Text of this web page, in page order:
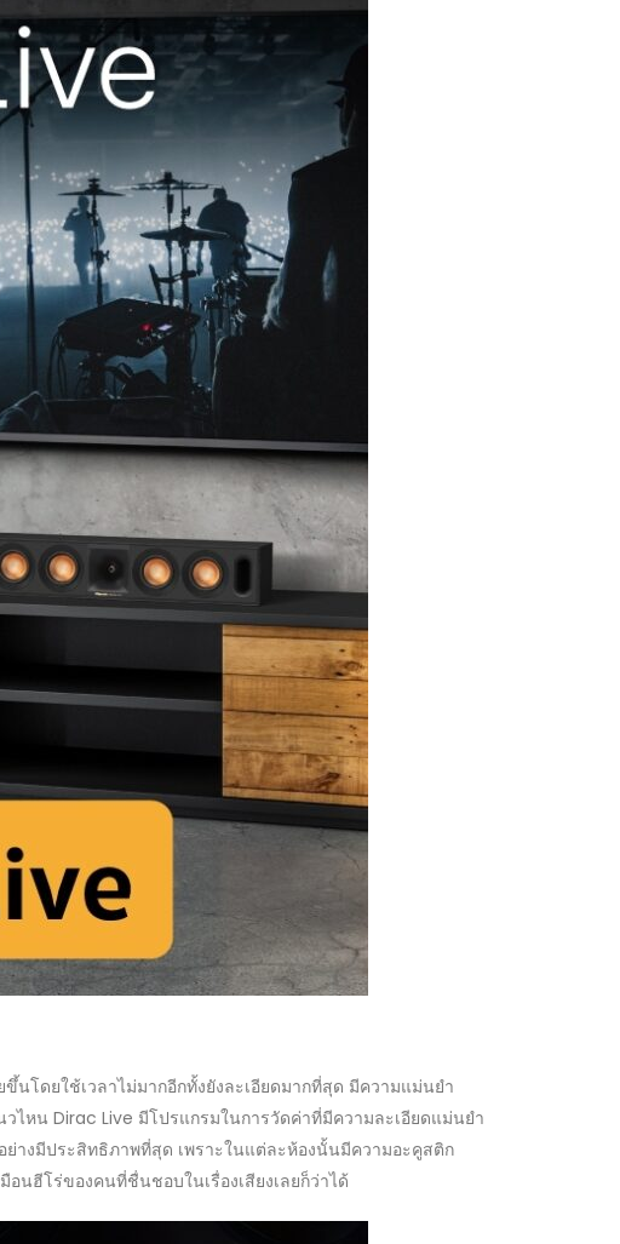
โดยใช้เวลาไม่มากอีกทั้งยังละเอียดมากที่สุด มีความแม่นยำ
หน Dirac Live มีโปรแกรมในการวัดค่าที่มีความละเอียดแม่นยำ
างมีประสิทธิภาพที่สุด เพราะในแต่ละห้องนั้นมีความอะคูสติก
นฮีโร่ของคนที่ชื่นชอบในเรื่องเสียงเลยก็ว่าได้